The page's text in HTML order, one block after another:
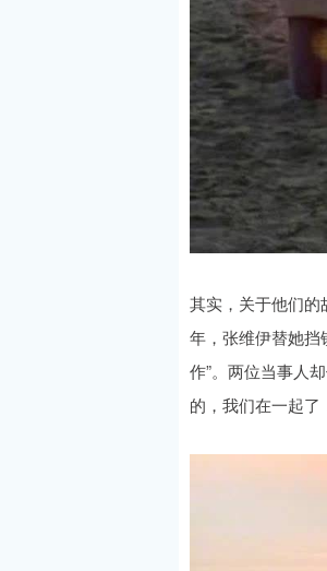
其实，关于他们
年，张维伊替她挡
作”。两位当事人
的，我们在一起了